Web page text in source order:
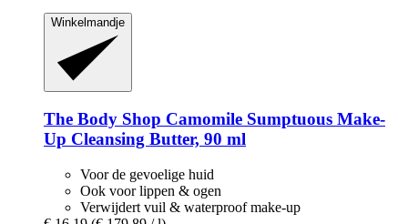
Winkelmandje
The Body Shop Camomile Sumptuous Make-​
Up Cleansing Butter, 90 ml
Voor de gevoelige huid
Ook voor lippen & ogen
Verwijdert vuil & waterproof make-up